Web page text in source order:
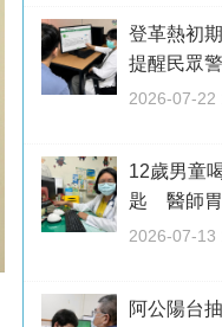
登革熱初
提醒民眾
2026-07-22
12歲男童
匙 醫師胃
2026-07-13
阿公陽台